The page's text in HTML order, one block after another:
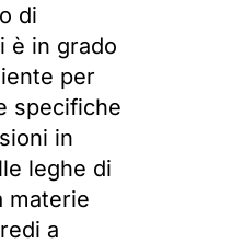
di
è in grado
per
specifiche
in
leghe di
materie
a